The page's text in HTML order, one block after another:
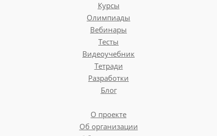
Курсы
Олимпиады
Вебинары
Тесты
Видеоучебник
Тетради
Разработки
Блог
О проекте
Об организации